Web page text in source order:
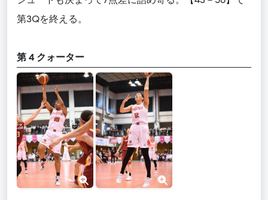
第3Qを終える。
第 4 クォーター